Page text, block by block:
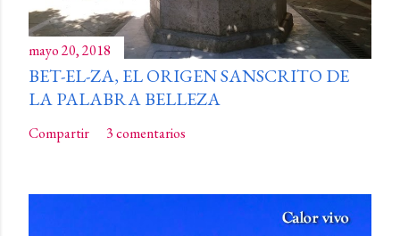
mayo 20, 2018
BET-EL-ZA, EL ORIGEN SANSCRITO DE
LA PALABRA BELLEZA
Compartir 3 comentarios